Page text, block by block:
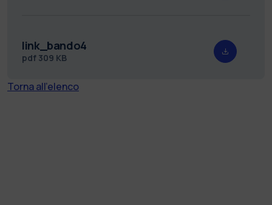
link_bando4
pdf 309 KB
Torna all'elenco